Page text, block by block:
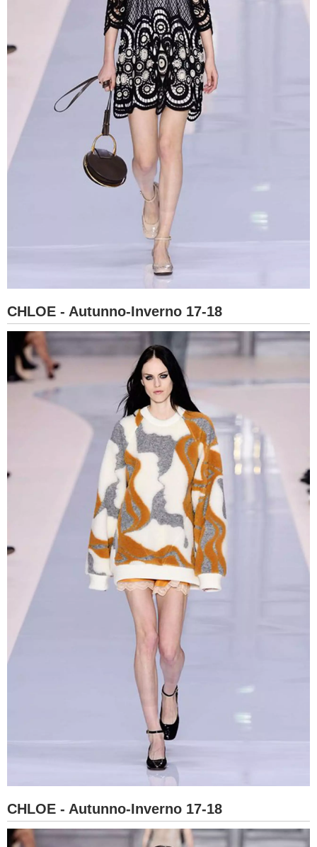
CHLOE - Autunno-Inverno 17-18
CHLOE - Autunno-Inverno 17-18